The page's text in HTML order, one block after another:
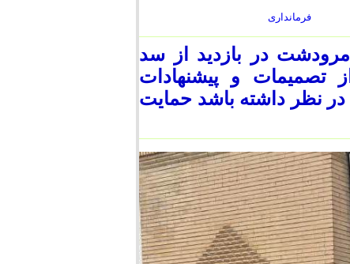
در بازدید از سد
تصمیمات و پیشنهادات
نظر داشته باشد حمایت